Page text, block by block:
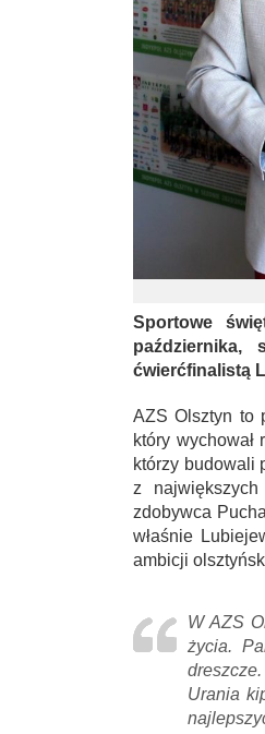
Sportowe
października,
ćwierćfinalistą
AZS Olsztyn to
który
którzy budowali
z
zdobywca
właśnie
ambicji
W AZS
życia.
Urania